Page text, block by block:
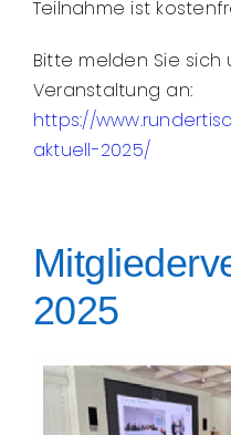
Teilnahme ist
Bitte melden Sie sich
Veranstaltung an:
https://
aktuell-2025/
2025